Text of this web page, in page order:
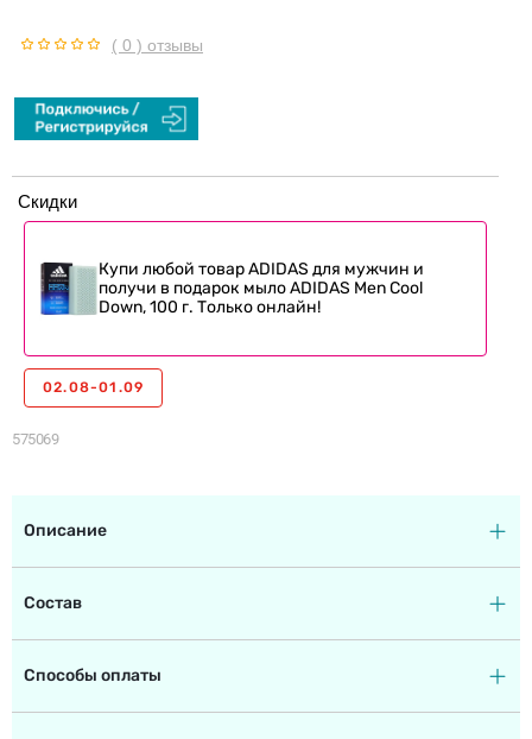
( 0 ) отзывы
575069
Скидки
Купи любой товар ADIDAS для мужчин и
получи в подарок мыло ADIDAS Men Cool
Down, 100 г. Только онлайн!
02.08-01.09
Описание
Состав
Способы оплаты